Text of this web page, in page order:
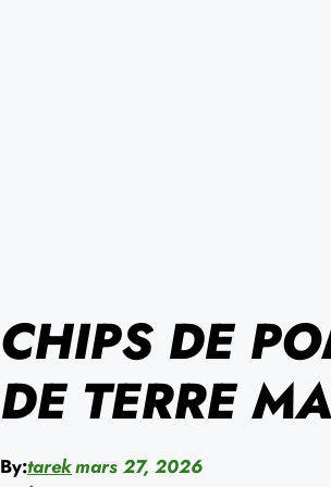
CHIPS DE
DE TERRE
By:tarekmars 27, 2026